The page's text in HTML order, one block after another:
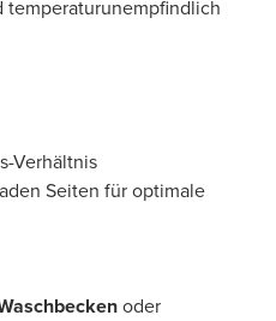
temperaturunempfindlich
Verhältnis
Seiten für optimale
oder